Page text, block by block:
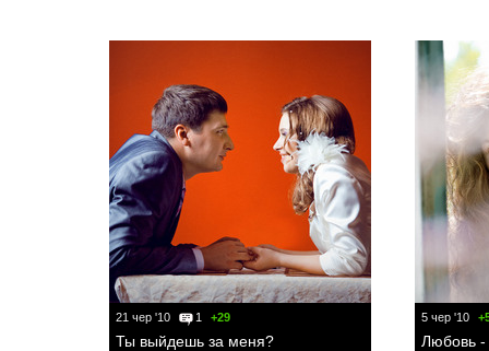
21 чер '10 1 +29
Ты выйдешь за меня?
5 чер '10
Любовь -